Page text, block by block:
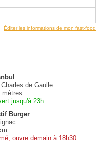
Éditer les informations de mon fast-food
de Gaulle
mètres
jusqu'à 23h
Burger
ouvre demain à 18h30